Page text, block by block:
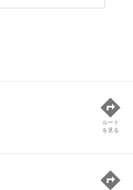
ルート
を見る